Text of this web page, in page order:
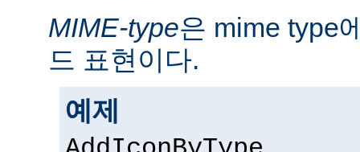
MIME-type은 mime type
드 표현이다.
예제